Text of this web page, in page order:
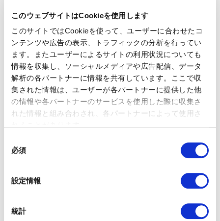
このウェブサイトはCookieを使用します
このサイトではCookieを使って、ユーザーに合わせたコ
ンテンツや広告の表示、トラフィックの分析を行ってい
ます。またユーザーによるサイトの利用状況についても
情報を収集し、ソーシャルメディアや広告配信、データ
解析の各パートナーに情報を共有しています。ここで収
集された情報は、ユーザーが各パートナーに提供した他
の情報や各パートナーのサービスを使用した際に収集さ
れた情報と組み合わされ、各パートナーによって使用さ
必須
設定情報
統計
せません。